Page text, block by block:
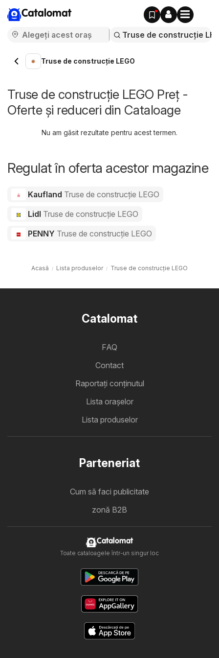
Catalomat
Truse de construcție LEGO
Truse de construcție LEGO Preț -
Oferte și reduceri din Cataloage
Nu am găsit rezultate pentru acest termen.
Regulat în oferta acestor magazine
Kaufland Truse de construcție LEGO
Lidl Truse de construcție LEGO
PENNY Truse de construcție LEGO
Acasă Lista produselor Truse de construcție LEGO
Catalomat
FAQ
Contact
Raportați conținutul
Lista oraşelor
Lista produselor
Parteneriat
Cum să faci publicitate
zonă B2B
Catalomat
Toate cataloagele într-un singur loc